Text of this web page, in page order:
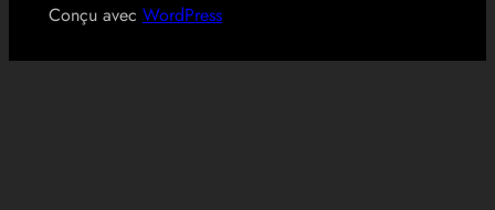
Conçu avec WordPress